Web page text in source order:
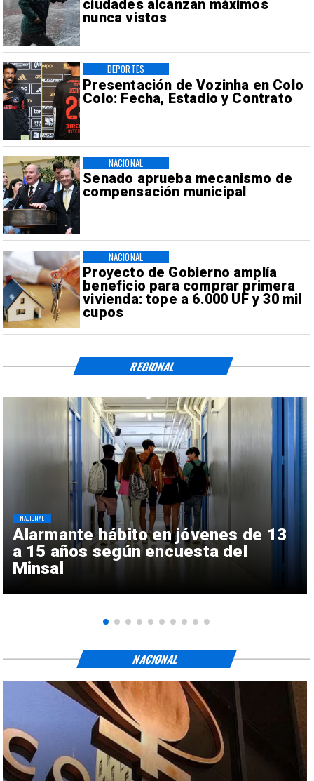
ciudades alcanzan máximos
nunca vistos
Presentación de Vozinha en Colo
Colo: Fecha, Estadio y Contrato
DEPORTES
Senado aprueba mecanismo de
compensación municipal
NACIONAL
Proyecto de Gobierno amplía
beneficio para comprar primera
vivienda: tope a 6.000 UF y 30 mil
cupos
NACIONAL
Alarmante hábito en jóvenes de 13
a 15 años según encuesta del
Minsal
NACIONAL
REGIONAL
NACIONAL